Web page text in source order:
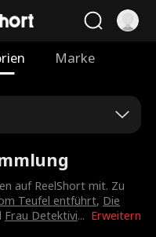
Marke
Erweitern
auf ReelShort mit. Zu
Teufel entführt, Die
Frau Detektivi...